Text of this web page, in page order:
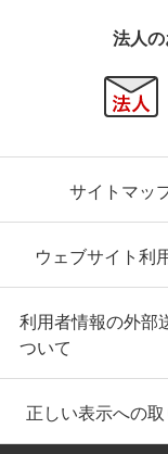
法人
サイトマッ
ウェブサイト利
利用者情報の外部
ついて
正しい表示への